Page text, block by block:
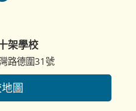
架學校
路德圍31號
圖